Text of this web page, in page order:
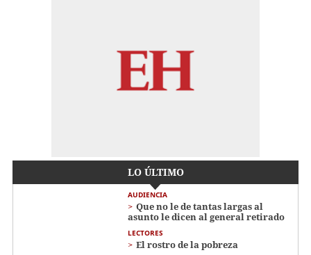
LO ÚLTIMO
AUDIENCIA
Que no le de tantas largas al
asunto le dicen al general retirado
LECTORES
El rostro de la pobreza